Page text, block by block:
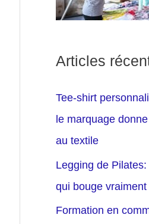
Articles
Tee-shirt
le marquage
au textile
Legging de Pilates:
qui bouge vraiment
Formation en